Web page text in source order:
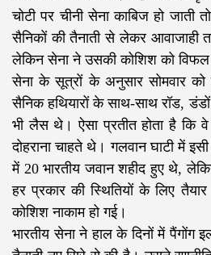
चोटी पर चीनी सेना काबिज हो जाती
सैनिकों की तैनाती से लेकर
लेकिन सेना ने उसकी कोशिश को विफल
सेना के सूत्रों के अनुसार सोमवार को
सैनिक हथियारों के साथ-साथ रॉड,
भी लैस थे। ऐसा प्रतीत होता है कि
दोहराना चाहते थे। गलवान घाटी में
में 20 भारतीय जवान शहीद हुए थे,
हर प्रकार की स्थितियों के लिए
कोशिश नाकाम हो गई।
भारतीय सेना ने हाल के दिनों में पैंगोंग